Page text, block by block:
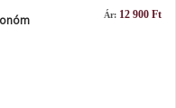
Ár: 12 900 Ft